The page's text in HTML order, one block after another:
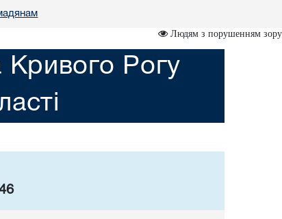
Людям з порушенням зору
Кривого Рогу